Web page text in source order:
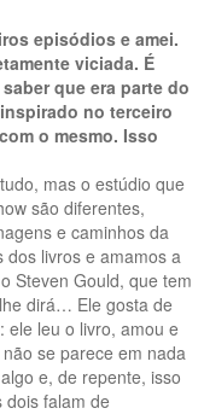
episódios e amei.
viciada. É
que era parte do
no terceiro
o mesmo. Isso
mas o estúdio que
são diferentes,
e caminhos da
dos livros e amamos a
Steven Gould, que tem
dirá… Ele gosta de
ele leu o livro, amou e
se parece em nada
e, de repente, isso
falam de